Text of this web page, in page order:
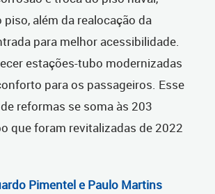
além da realocação da
para melhor acessibilidade.
estações-tubo modernizadas
para os passageiros. Esse
reformas se soma às 203
que foram revitalizadas de 2022
Pimentel e Paulo Martins